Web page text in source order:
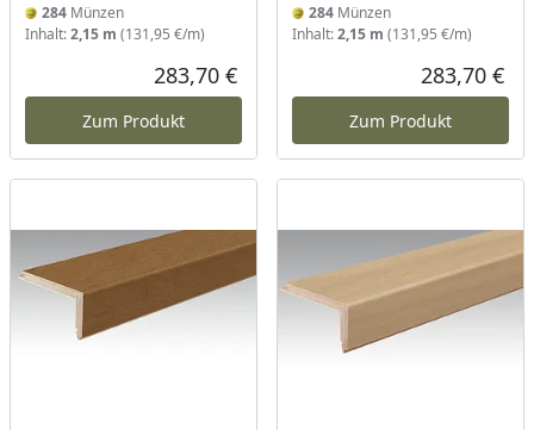
284 Münzen
Inhalt:2,15 m (131,95 €/m)
Aktueller Preis
283,70 €
Zum Produkt
284Münzen
Inhalt:2,15 m (131,95 €/m)
283,70 €
Zum Produkt